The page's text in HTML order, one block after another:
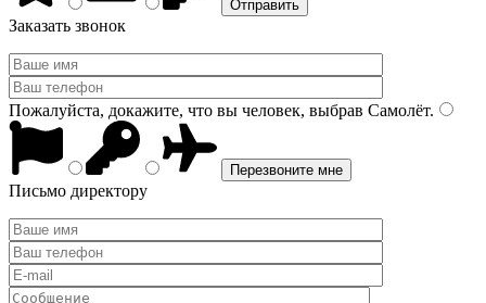
Заказать звонок
Пожалуйста, докажите, что вы человек, выбрав Самолёт.
Письмо директору